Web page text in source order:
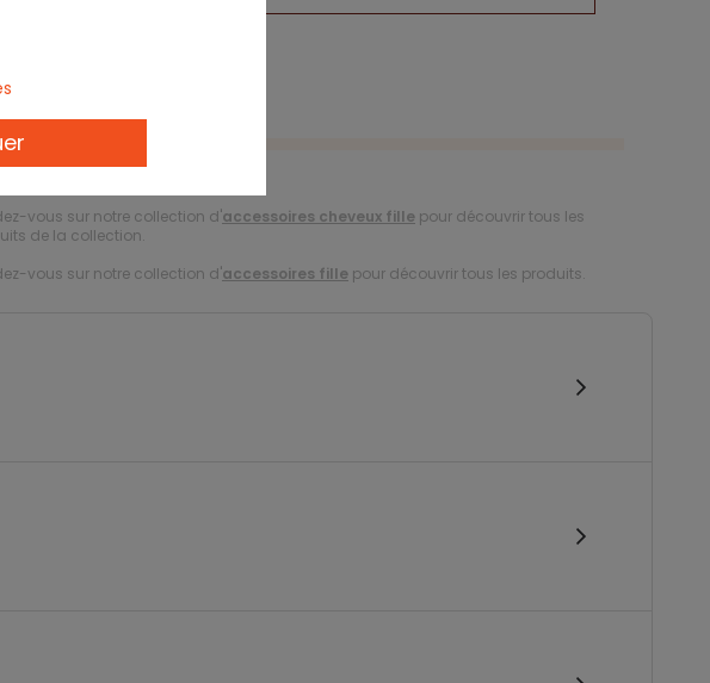
vous sur notre collection d'accessoires cheveux fille pour découvrir tous les
de la collection.
vous sur notre collection d'accessoires fille pour découvrir tous les produits.